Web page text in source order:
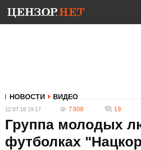
НОВОСТИ ВИДЕО
12.07.18 19:17 7 808 19
Группа молодых
футболках